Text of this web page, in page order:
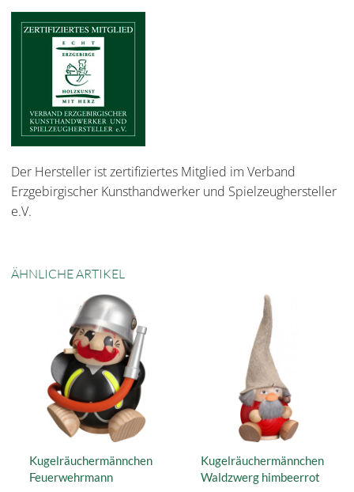
Der Hersteller ist zertifiziertes Mitglied im Verband
Erzgebirgischer Kunsthandwerker und Spielzeughersteller
e.V.
ÄHNLICHE ARTIKEL
Kugelräuchermännchen
Feuerwehrmann
Kugelräuchermännchen
Waldzwerg himbeerrot